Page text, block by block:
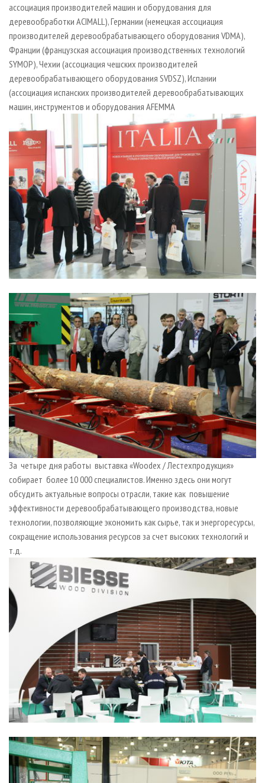
ассоциация производителей машин и оборудования для
деревообработки ACIMALL), Германии (немецкая ассоциация
производителей деревообрабатывающего оборудования VDMA),
Франции (французская ассоциация производственных технологий
SYMOP), Чехии (ассоциация чешских производителей
деревообрабатывающего оборудования SVDSZ), Испании
(ассоциация испанских производителей деревообрабатывающих
машин, инструментов и оборудования AFEMMA
За четыре дня работы выставка «Woodex / Лестехпродукция»
собирает более 10 000 специалистов. Именно здесь они могут
обсудить актуальные вопросы отрасли, такие как повышение
эффективности деревообрабатывающего производства, новые
технологии, позволяющие экономить как сырье, так и энергоресурсы,
сокращение использования ресурсов за счет высоких технологий и
т.д.